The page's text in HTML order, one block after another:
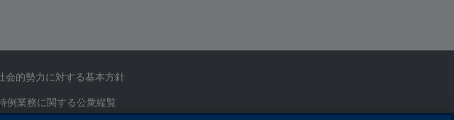
会的勢力に対する基本方針
例業務に関する公衆縦覧